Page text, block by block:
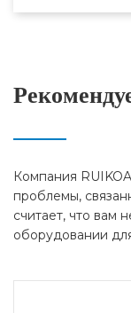
используют
Компания
проблемы,
считает, что вам
оборудовании